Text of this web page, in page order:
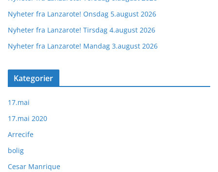
Nyheter fra Lanzarote! Onsdag 5.august 2026
Nyheter fra Lanzarote! Tirsdag 4.august 2026
Nyheter fra Lanzarote! Mandag 3.august 2026
Kategorier
17.mai
17.mai 2020
Arrecife
bolig
Cesar Manrique